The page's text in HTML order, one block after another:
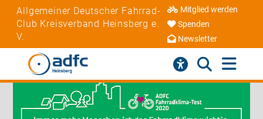
Allgemeiner Deutscher Fahrrad-
Club Kreisverband Heinsberg e.
V.
Mitglied werden
Spenden
Newsletter